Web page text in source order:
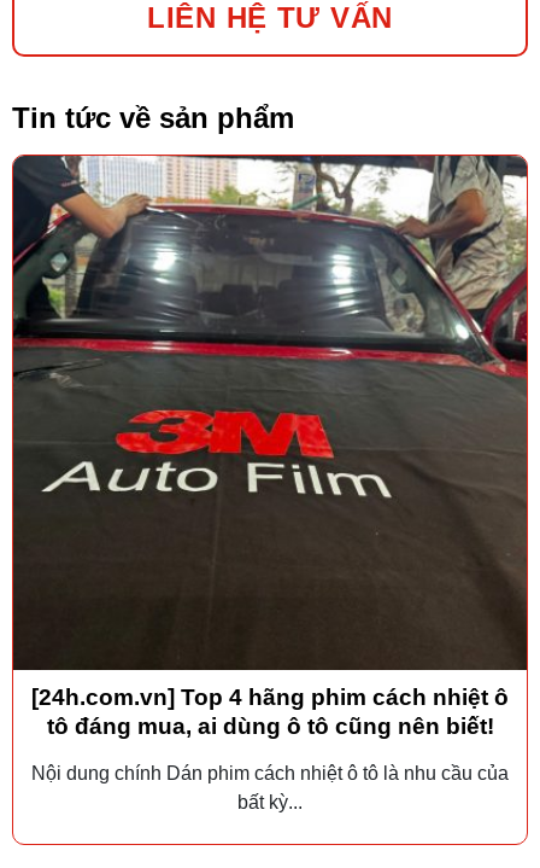
LIÊN HỆ TƯ VẤN
Tin tức về sản phẩm
[24h.com.vn] Top 4 hãng phim cách nhiệt ô
tô đáng mua, ai dùng ô tô cũng nên biết!
Nội dung chính Dán phim cách nhiệt ô tô là nhu cầu của
bất kỳ...